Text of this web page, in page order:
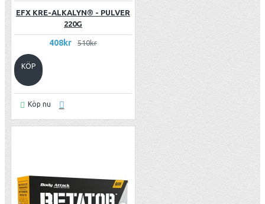
EFX KRE-ALKALYN® - PULVER
220G
408kr 510kr
KÖP
Köp nu